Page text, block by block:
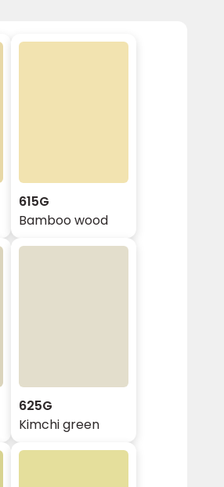
615G
Bamboo wood
625G
Kimchi green